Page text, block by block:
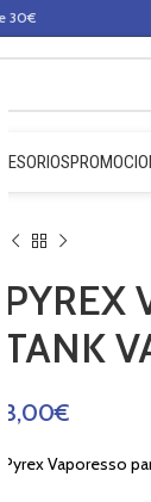
30€
PYREX
TANK
3,00€
Pyrex Vaporesso